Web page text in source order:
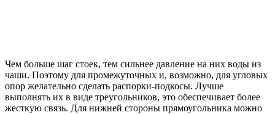
Чем больше шаг стоек, тем сильнее давление на них воды из
чаши. Поэтому для промежуточных и, возможно, для угловых
опор желательно сделать распорки-подкосы. Лучше
выполнять их в виде треугольников, это обеспечивает более
жесткую связь. Для нижней стороны прямоугольника можно